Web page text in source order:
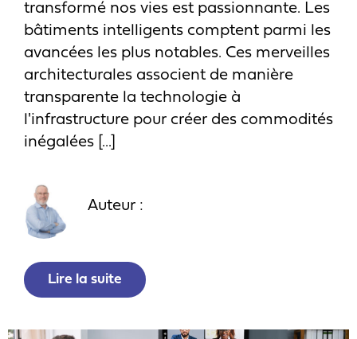
transformé nos vies est passionnante. Les
bâtiments intelligents comptent parmi les
avancées les plus notables. Ces merveilles
architecturales associent de manière
transparente la technologie à
l'infrastructure pour créer des commodités
inégalées [...]
Auteur :
Lire la suite